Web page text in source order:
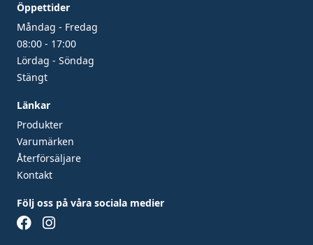
Öppettider
Måndag - Fredag
08:00 - 17:00
Lördag - Söndag
Stängt
Länkar
Produkter
Varumärken
Återförsäljare
Kontakt
Följ oss på våra sociala medier